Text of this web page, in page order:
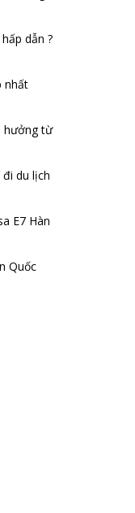
dẫn ?
nhất
hưởng từ
du lịch
E7 Hàn
Quốc